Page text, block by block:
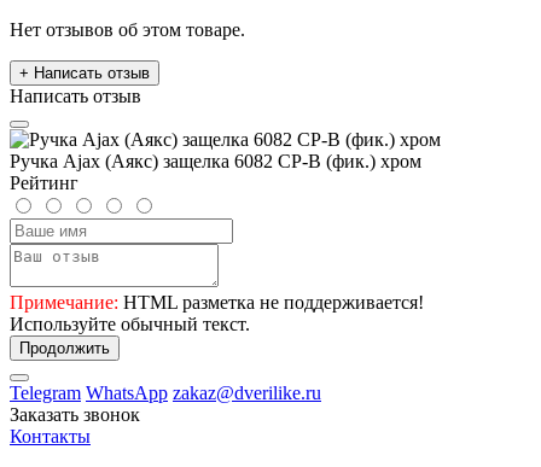
Нет отзывов об этом товаре.
+ Написать отзыв
Написать отзыв
Ручка Ajax (Аякс) защелка 6082 CP-B (фик.) хром
Рейтинг
Примечание: HTML разметка не поддерживается!
Используйте обычный текст.
Продолжить
Telegram WhatsApp zakaz@dverilike.ru
Заказать звонок
Контакты